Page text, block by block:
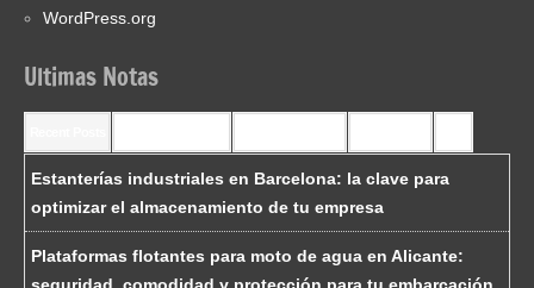
WordPress.org
Ultimas Notas
Estanterías industriales en Barcelona: la clave para
optimizar el almacenamiento de tu empresa
Plataformas flotantes para moto de agua en Alicante: